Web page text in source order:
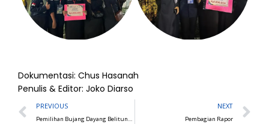
Dokumentasi: Chus Hasanah
Penulis & Editor: Joko Diarso
Prev
PREVIOUS
Pemilihan Bujang Dayang Belitung Kecamatan Sijuk
NEXT
Pembagian Rapor